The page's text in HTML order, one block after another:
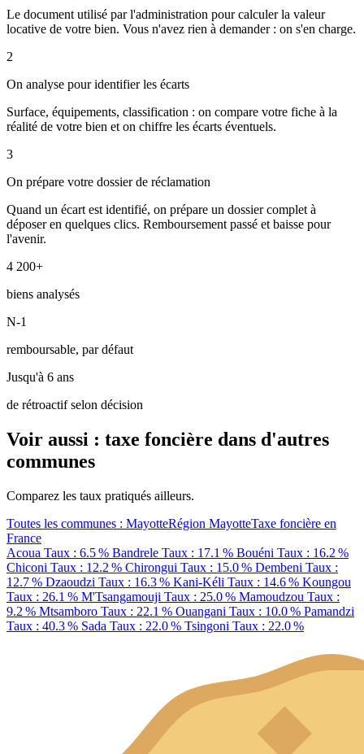
Le document utilisé par l'administration pour calculer la valeur
locative de votre bien. Vous n'avez rien à demander : on s'en charge.
2
On analyse pour identifier les écarts
Surface, équipements, classification : on compare votre fiche à la
réalité de votre bien et on chiffre les écarts éventuels.
3
On prépare votre dossier de réclamation
Quand un écart est identifié, on prépare un dossier complet à
déposer en quelques clics. Remboursement passé et baisse pour
l'avenir.
4 200+
biens analysés
N-1
remboursable, par défaut
Jusqu'à 6 ans
de rétroactif selon décision
Voir aussi : taxe foncière dans d'autres
communes
Comparez les taux pratiqués ailleurs.
Toutes les communes : MayotteRégion MayotteTaxe foncière en
France
Acoua Taux : 6.5 % Bandrele Taux : 17.1 % Bouéni Taux : 16.2 %
Chiconi Taux : 12.2 % Chirongui Taux : 15.0 % Dembeni Taux :
12.7 % Dzaoudzi Taux : 16.3 % Kani-Kéli Taux : 14.6 % Koungou
Taux : 26.1 % M'Tsangamouji Taux : 25.0 % Mamoudzou Taux :
9.2 % Mtsamboro Taux : 22.1 % Ouangani Taux : 10.0 % Pamandzi
Taux : 40.3 % Sada Taux : 22.0 % Tsingoni Taux : 22.0 %